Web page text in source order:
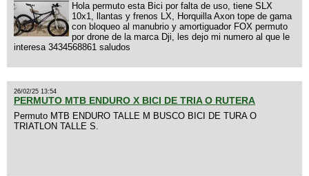
Hola permuto esta Bici por falta de uso, tiene SLX
10x1, llantas y frenos LX, Horquilla Axon tope de gama
con bloqueo al manubrio y amortiguador FOX permuto
por drone de la marca Dji, les dejo mi numero al que le
interesa 3434568861 saludos
26/02/25 13:54
PERMUTO MTB ENDURO X BICI DE TRIA O RUTERA
Permuto MTB ENDURO TALLE M BUSCO BICI DE TURA O
TRIATLON TALLE S.